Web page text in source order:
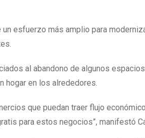
esfuerzo más amplio para
al abandono de algunos espacios
hogar en los alrededores.
que puedan traer flujo
para estos negocios”, manifestó